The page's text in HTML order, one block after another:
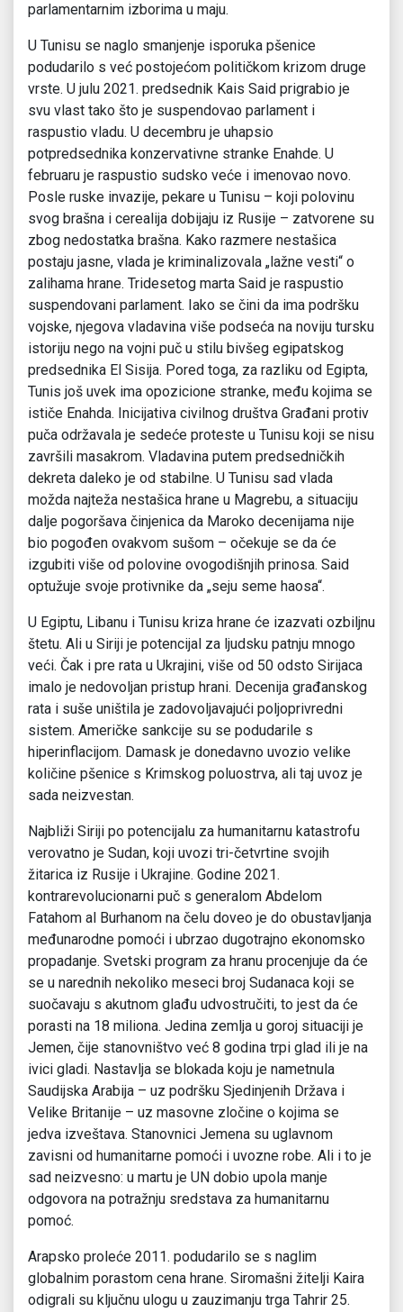
parlamentarnim izborima u maju.
U Tunisu se naglo smanjenje isporuka pšenice
podudarilo s već postojećom političkom krizom druge
vrste. U julu 2021. predsednik Kais Said prigrabio je
svu vlast tako što je suspendovao parlament i
raspustio vladu. U decembru je uhapsio
potpredsednika konzervativne stranke Enahde. U
februaru je raspustio sudsko veće i imenovao novo.
Posle ruske invazije, pekare u Tunisu – koji polovinu
svog brašna i cerealija dobijaju iz Rusije – zatvorene su
zbog nedostatka brašna. Kako razmere nestašica
postaju jasne, vlada je kriminalizovala „lažne vesti“ o
zalihama hrane. Tridesetog marta Said je raspustio
suspendovani parlament. Iako se čini da ima podršku
vojske, njegova vladavina više podseća na noviju tursku
istoriju nego na vojni puč u stilu bivšeg egipatskog
predsednika El Sisija. Pored toga, za razliku od Egipta,
Tunis još uvek ima opozicione stranke, među kojima se
ističe Enahda. Inicijativa civilnog društva Građani protiv
puča održavala je sedeće proteste u Tunisu koji se nisu
završili masakrom. Vladavina putem predsedničkih
dekreta daleko je od stabilne. U Tunisu sad vlada
možda najteža nestašica hrane u Magrebu, a situaciju
dalje pogoršava činjenica da Maroko decenijama nije
bio pogođen ovakvom sušom – očekuje se da će
izgubiti više od polovine ovogodišnjih prinosa. Said
optužuje svoje protivnike da „seju seme haosa“.
U Egiptu, Libanu i Tunisu kriza hrane će izazvati ozbiljnu
štetu. Ali u Siriji je potencijal za ljudsku patnju mnogo
veći. Čak i pre rata u Ukrajini, više od 50 odsto Sirijaca
imalo je nedovoljan pristup hrani. Decenija građanskog
rata i suše uništila je zadovoljavajući poljoprivredni
sistem. Američke sankcije su se podudarile s
hiperinflacijom. Damask je donedavno uvozio velike
količine pšenice s Krimskog poluostrva, ali taj uvoz je
sada neizvestan.
Najbliži Siriji po potencijalu za humanitarnu katastrofu
verovatno je Sudan, koji uvozi tri-četvrtine svojih
žitarica iz Rusije i Ukrajine. Godine 2021.
kontrarevolucionarni puč s generalom Abdelom
Fatahom al Burhanom na čelu doveo je do obustavljanja
međunarodne pomoći i ubrzao dugotrajno ekonomsko
propadanje. Svetski program za hranu procenjuje da će
se u narednih nekoliko meseci broj Sudanaca koji se
suočavaju s akutnom glađu udvostručiti, to jest da će
porasti na 18 miliona. Jedina zemlja u goroj situaciji je
Jemen, čije stanovništvo već 8 godina trpi glad ili je na
ivici gladi. Nastavlja se blokada koju je nametnula
Saudijska Arabija – uz podršku Sjedinjenih Država i
Velike Britanije – uz masovne zločine o kojima se
jedva izveštava. Stanovnici Jemena su uglavnom
zavisni od humanitarne pomoći i uvozne robe. Ali i to je
sad neizvesno: u martu je UN dobio upola manje
odgovora na potražnju sredstava za humanitarnu
pomoć.
Arapsko proleće 2011. podudarilo se s naglim
globalnim porastom cena hrane. Siromašni žitelji Kaira
odigrali su ključnu ulogu u zauzimanju trga Tahrir 25.